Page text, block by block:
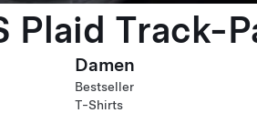
Plaid Track-
Damen
Bestseller
T-Shirts